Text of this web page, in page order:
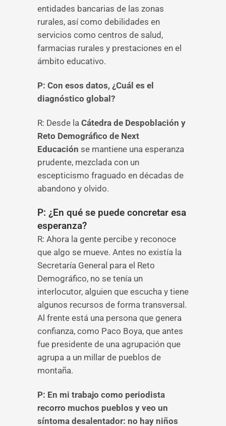
entidades bancarias de las zonas
rurales, así como debilidades en
servicios como centros de salud,
farmacias rurales y prestaciones en el
ámbito educativo.
P: Con esos datos, ¿Cuál es el
diagnóstico global?
R: Desde la Cátedra de Despoblación y
Reto Demográfico de Next
Educación se mantiene una esperanza
prudente, mezclada con un
escepticismo fraguado en décadas de
abandono y olvido.
P: ¿En qué se puede concretar esa
esperanza?
R: Ahora la gente percibe y reconoce
que algo se mueve. Antes no existía la
Secretaría General para el Reto
Demográfico, no se tenía un
interlocutor, alguien que escucha y tiene
algunos recursos de forma transversal.
Al frente está una persona que genera
confianza, como Paco Boya, que antes
fue presidente de una agrupación que
agrupa a un millar de pueblos de
montaña.
P: En mi trabajo como periodista
recorro muchos pueblos y veo un
síntoma desalentador: no hay niños